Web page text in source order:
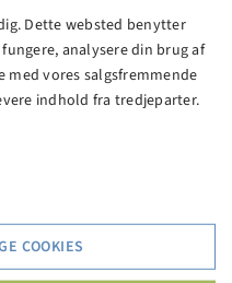
kr.
billigste butikker med
Dette websted benytter
analysere din brug af
vores salgsfremmende
indhold fra tredjeparter.
COOKIES